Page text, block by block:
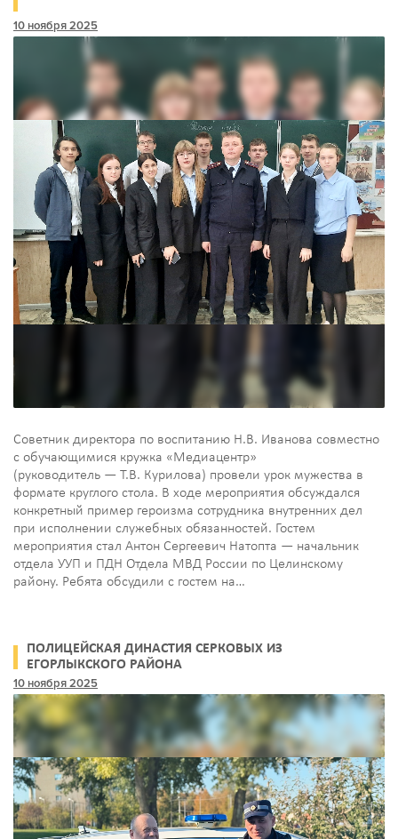
10 ноября 2025
Советник директора по воспитанию Н.В. Иванова совместно
с обучающимися кружка «Медиацентр»
(руководитель — Т.В. Курилова) провели урок мужества в
формате круглого стола. В ходе мероприятия обсуждался
конкретный пример героизма сотрудника внутренних дел
при исполнении служебных обязанностей. Гостем
мероприятия стал Антон Сергеевич Натопта — начальник
отдела УУП и ПДН Отдела МВД России по Целинскому
району. Ребята обсудили с гостем на…
ПОЛИЦЕЙСКАЯ ДИНАСТИЯ СЕРКОВЫХ ИЗ
ЕГОРЛЫКСКОГО РАЙОНА
10 ноября 2025